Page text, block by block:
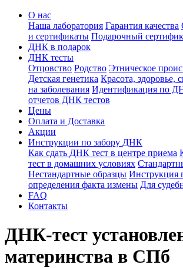
О нас
Наша лаборатория Гарантия качества
и сертификаты Подарочный
ДНК в подарок
ДНК тесты
Отцовство Родство Этническое
Детская генетика Красота, здоровье,
на заболевания Идентификация по
отчетов ДНК тестов
Цены
Оплата и Доставка
Акции
Инструкции по забору ДНК
Как сдать ДНК тест в центре приема
тест в домашних условиях
Нестандартные образцы Инструкция
определения факта измены Для
FAQ
Контакты
ДНК-тест
материнства в СПб